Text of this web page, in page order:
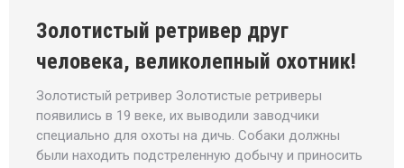
Золотистый ретривер друг
человека, великолепный охотник!
Золотистый ретривер Золотистые ретриверы
появились в 19 веке, их выводили заводчики
специально для охоты на дичь. Собаки должны
были находить подстреленную добычу и приносить